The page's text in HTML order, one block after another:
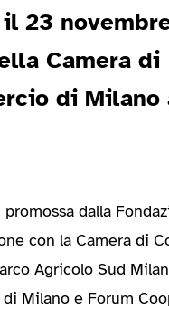
23
Camera di
di Milano
promossa dalla
con la Camera di
Agricolo Sud
Milano e Forum